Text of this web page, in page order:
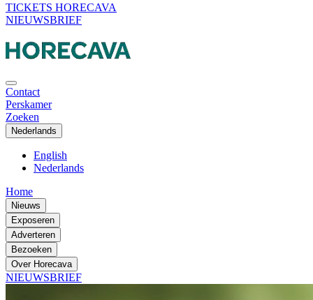
TICKETS HORECAVA
NIEUWSBRIEF
Contact
Perskamer
Zoeken
Nederlands
English
Nederlands
Home
Nieuws
Exposeren
Adverteren
Bezoeken
Over Horecava
NIEUWSBRIEF